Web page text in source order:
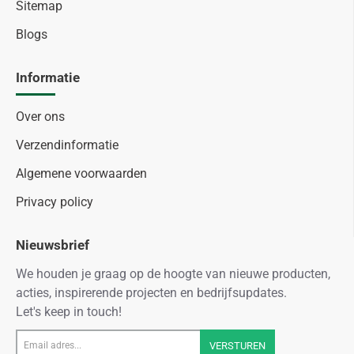
Sitemap
Blogs
Informatie
Over ons
Verzendinformatie
Algemene voorwaarden
Privacy policy
Nieuwsbrief
We houden je graag op de hoogte van nieuwe producten,
acties, inspirerende projecten en bedrijfsupdates.
Let's keep in touch!
adres...
VERSTUREN